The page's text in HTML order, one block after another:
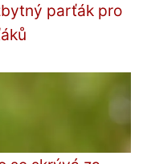
parťák pro